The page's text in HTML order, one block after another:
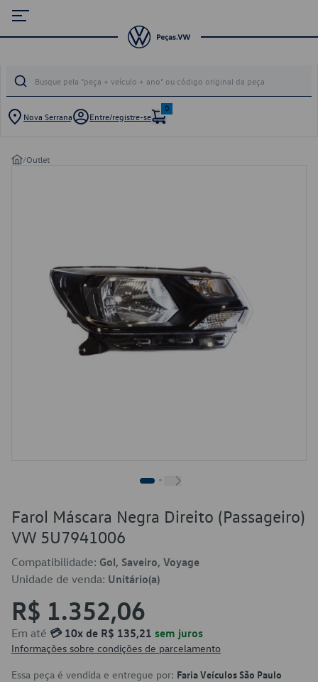
Nova Serrana Entre/registre-se
0
/Outlet
Farol Máscara Negra Direito (Passageiro)
VW 5U7941006
Compatibilidade: Gol, Saveiro, Voyage
Unidade de venda: Unitário(a)
R$ 1.352,06
Em até 💳 10x de R$ 135,21 sem juros
Informações sobre condições de parcelamento
Essa peça é vendida e entregue por: Faria Veículos São Paulo